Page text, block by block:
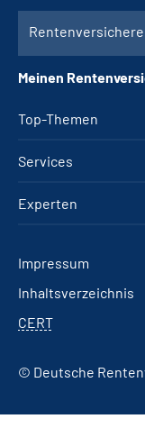
Top-Themen
Services
Experten
Meinen
Impressum
Inhaltsverzeichnis
CERT
© Deutsche